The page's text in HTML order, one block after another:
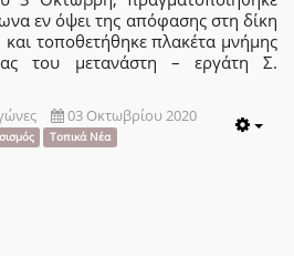
εν όψει της απόφασης στη δίκη
τοποθετήθηκε πλακέτα μνήμης
του μετανάστη – εργάτη Σ.
03 Οκτωβρίου 2020
Τοπικά Νέα